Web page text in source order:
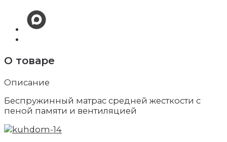
О товаре
Описание
Беспружинный матрас средней жесткости с
пеной памяти и вентиляцией